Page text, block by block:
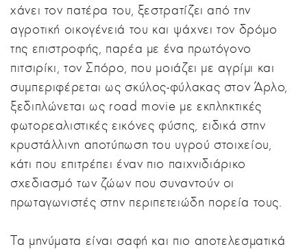
χάνει τον πατέρα του, ξεστρατίζει από την
αγροτική οικογένειά του και ψάχνει τον δρόμο
της επιστροφής, παρέα με ένα πρωτόγονο
πιτσιρίκι, τον Σπόρο, που μοιάζει με αγρίμι και
συμπεριφέρεται ως σκύλος-φύλακας στον Άρλο,
ξεδιπλώνεται ως road movie με εκπληκτικές
φωτορεαλιστικές εικόνες φύσης, ειδικά στην
κρυστάλλινη αποτύπωση του υγρού στοιχείου,
κάτι που επιτρέπει έναν πιο παιχνιδιάρικο
σχεδιασμό των ζώων που συναντούν οι
πρωταγωνιστές στην περιπετειώδη πορεία τους.
Τα μηνύματα είναι σαφή και πιο αποτελεσματικά